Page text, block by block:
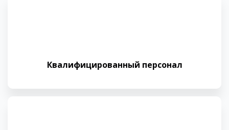
Квалифициро­ванный персонал